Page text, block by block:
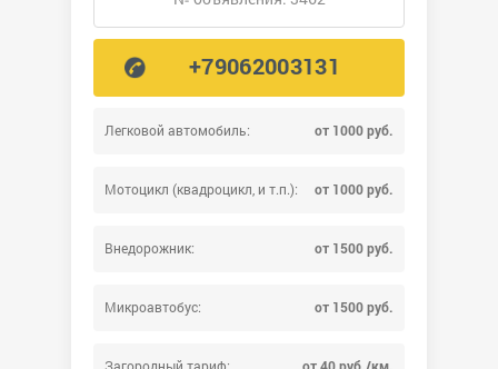
Легковой автомобиль: от 1000 руб.
Мотоцикл (квадроцикл, и т.п.): от 1000 руб.
Внедорожник: от 1500 руб.
Микроавтобус: от 1500 руб.
+79062003131